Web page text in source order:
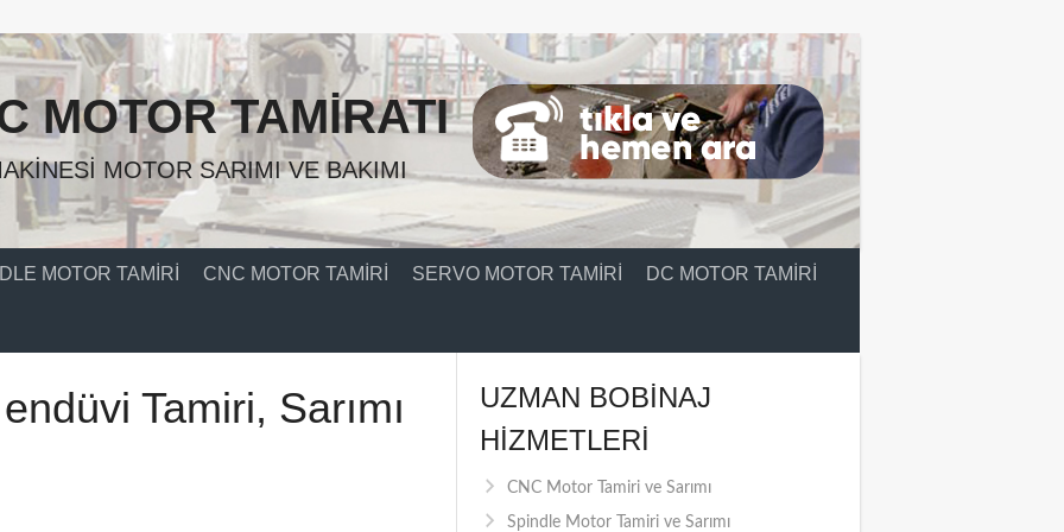
MOTOR TAMIRATI
MOTOR SARIMI VE BAKIMI
MOTOR TAMIRI CNC MOTOR TAMIRI SERVO MOTOR TAMIRI DC MOTOR TAMIRI
Tamiri, Sarımı
UZMAN BOBINAJ
HIZMETLERI
CNC Motor Tamiri ve Sarımı
Spindle Motor Tamiri ve Sarımı